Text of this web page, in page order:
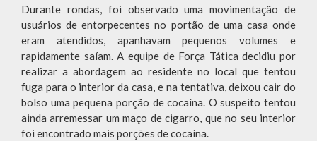
Durante rondas, foi observado uma movimentação de
usuários de entorpecentes no portão de uma casa onde
eram atendidos, apanhavam pequenos volumes e
rapidamente saíam. A equipe de Força Tática decidiu por
realizar a abordagem ao residente no local que tentou
fuga para o interior da casa, e na tentativa, deixou cair do
bolso uma pequena porção de cocaína. O suspeito tentou
ainda arremessar um maço de cigarro, que no seu interior
foi encontrado mais porções de cocaína.